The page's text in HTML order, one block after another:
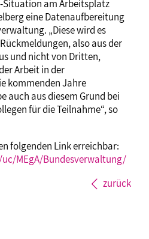
Situation am Arbeitsplatz
eine Datenaufbereitung
„Diese wird es
also aus der
und nicht von Dritten,
Arbeit in der
kommenden Jahre
auch aus diesem Grund bei
für die Teilnahme“, so
folgenden Link erreichbar:
MEgA/Bundesverwaltung/
zurück